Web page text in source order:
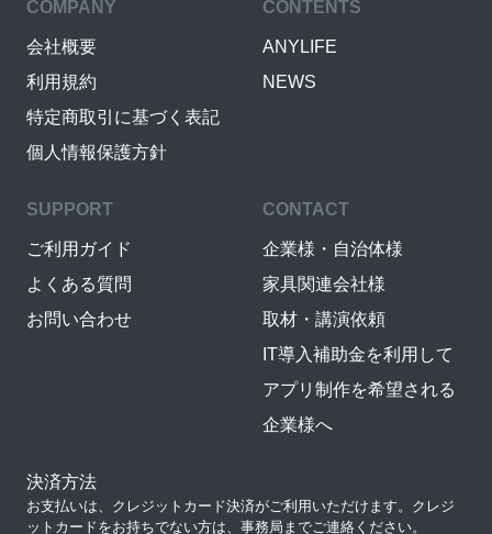
COMPANY
会社概要
利用規約
特定商取引に基づく表記
個人情報保護方針
CONTENTS
ANYLIFE
NEWS
SUPPORT
ご利用ガイド
よくある質問
お問い合わせ
CONTACT
企業様・自治体様
家具関連会社様
取材・講演依頼
IT導入補助金を利用して
アプリ制作を希望される
企業様へ
決済方法
お支払いは、クレジットカード決済がご利用いただけます。クレジ
ットカードをお持ちでない方は、事務局までご連絡ください。